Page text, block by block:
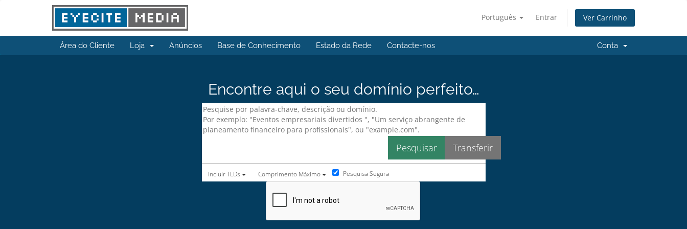
Português Entrar Ver Carrinho
Área do Cliente Loja Anúncios Base de Conhecimento Estado da Rede Contacte-nos Conta
Encontre aqui o seu domínio perfeito…
Incluir TLDs Comprimento Máximo Pesquisa Segura